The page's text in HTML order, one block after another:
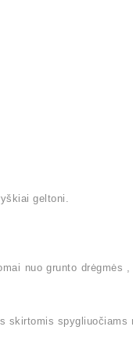
geltoni.
nuo grunto drėgmės
skirtomis spygliuočiams